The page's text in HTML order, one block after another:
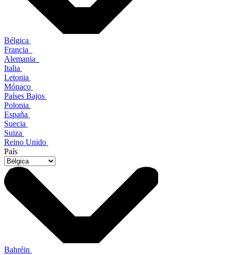
Bélgica
Francia
Alemania
Italia
Letonia
Mónaco
Países Bajos
Polonia
España
Suecia
Suiza
Reino Unido
País
Bahréin